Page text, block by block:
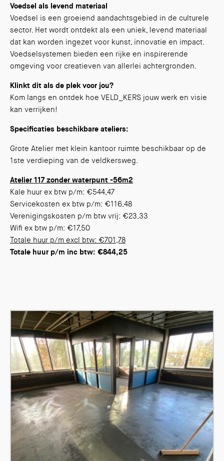
Voedsel als levend materiaal
Voedsel is een groeiend aandachtsgebied in de culturele
sector. Het wordt ontdekt als een uniek, levend materiaal
dat kan worden ingezet voor kunst, innovatie en impact.
Voedselsystemen bieden een rijke en inspirerende
omgeving voor creatieven van allerlei achtergronden.
Klinkt dit als de plek voor jou?
Kom langs en ontdek hoe VELD_KERS jouw werk en visie
kan verrijken!
Specificaties beschikbare ateliers:
Grote Atelier met klein kantoor ruimte beschikbaar op de
1ste verdieping van de veldkersweg.
Atelier 117 zonder waterpunt -56m2
Kale huur ex btw p/m: €544,47
Servicekosten ex btw p/m: €116,48
Verenigingskosten p/m btw vrij: €23,33
Wifi ex btw p/m: €17,50
Totale huur p/m excl btw: €701,78
Totale huur p/m inc btw: €844,25